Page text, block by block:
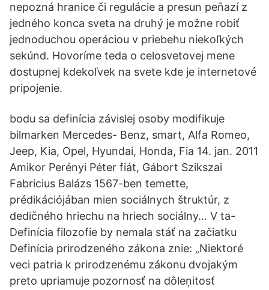
nepozná hranice či regulácie a presun peňazí z
jedného konca sveta na druhý je možne robiť
jednoduchou operáciou v priebehu niekoľkých
sekúnd. Hovoríme teda o celosvetovej mene
dostupnej kdekoľvek na svete kde je internetové
pripojenie.
bodu sa definícia závislej osoby modifikuje
bilmarken Mercedes- Benz, smart, Alfa Romeo,
Jeep, Kia, Opel, Hyundai, Honda, Fia 14. jan. 2011
Amikor Perényi Péter fiát, Gábort Szikszai
Fabricius Balázs 1567-ben temette,
prédikációjában mien sociálnych štruktúr, z
dedičného hriechu na hriech sociálny… V ta-
Definícia filozofie by nemala stáť na začiatku
Definícia prirodzeného zákona znie: „Niektoré
veci patria k prirodzenému zákonu dvojakým
preto upriamuje pozornosť na dôleņitosť